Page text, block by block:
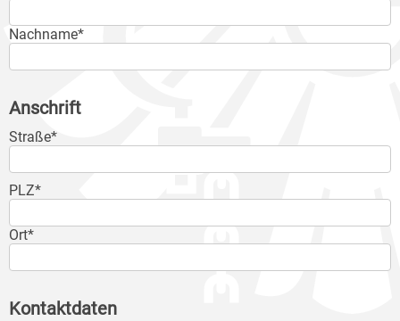
Nachname*
Anschrift
Straße*
PLZ*
Ort*
Kontaktdaten